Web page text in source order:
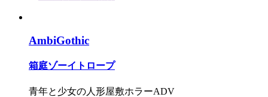
AmbiGothic
箱庭ゾーイトロープ
青年と少女の人形屋敷ホラーADV